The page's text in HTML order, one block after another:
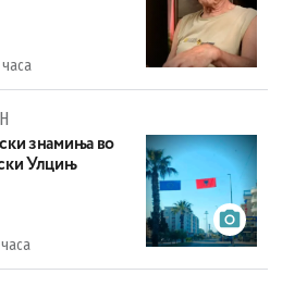
знамиња во
Улцињ